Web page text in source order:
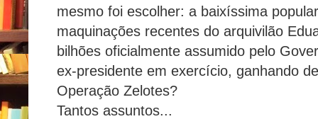
mesmo foi escolher: a baixíssima
maquinações recentes do arquivilão
bilhões oficialmente assumido pelo
ex-presidente em exercício, ganhando
Operação Zelotes?
Tantos assuntos...